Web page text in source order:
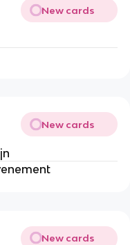
New cards
New cards
New cards